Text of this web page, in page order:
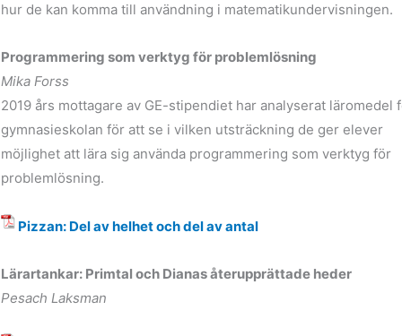
hur de kan komma till användning i matematikundervisningen.
Programmering som verktyg för problemlösning
Mika Forss
2019 års mottagare av GE-stipendiet har analyserat läromedel
gymnasieskolan för att se i vilken utsträckning de ger elever
möjlighet att lära sig använda programmering som verktyg för
problemlösning.
Pizzan: Del av helhet och del av antal
Lärartankar: Primtal och Dianas återupprättade heder
Pesach Laksman